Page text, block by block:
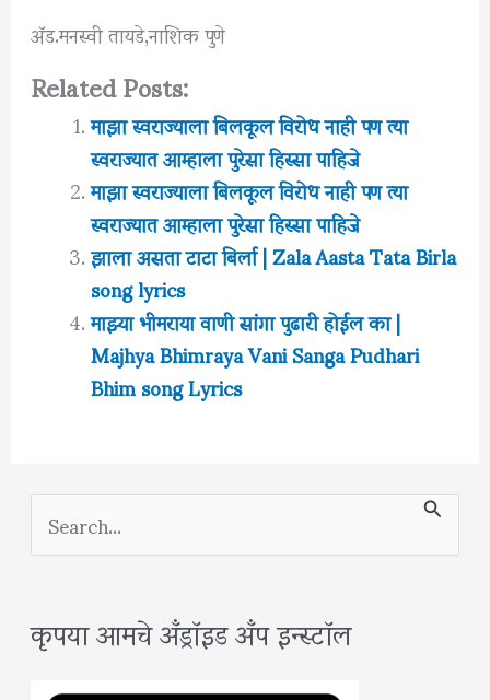
ॲड.मनस्वी तायडे,नाशिक पुणे
Related Posts:
माझा स्वराज्याला बिलकूल विरोध नाही पण त्या
स्वराज्यात आम्हाला पुरेसा हिस्सा पाहिजे
माझा स्वराज्याला बिलकूल विरोध नाही पण त्या
स्वराज्यात आम्हाला पुरेसा हिस्सा पाहिजे
झाला असता टाटा बिर्ला | Zala Aasta Tata Birla
song lyrics
माझ्या भीमराया वाणी सांगा पुढारी होईल का |
Majhya Bhimraya Vani Sanga Pudhari
Bhim song Lyrics
S
e
r
c
कृपया आमचे अँड्रॉइड अँप इन्स्टॉल